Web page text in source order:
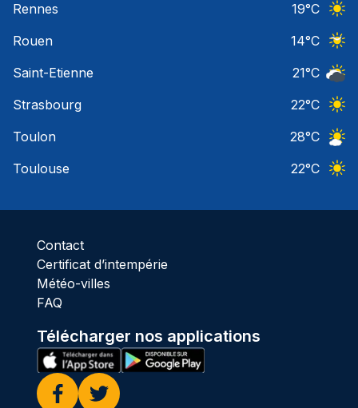
Rennes
19°C
Rouen
14°C
Saint-Etienne
21°C
Strasbourg
22°C
Toulon
28°C
Toulouse
22°C
Contact
Certificat d’intempérie
Météo-villes
FAQ
Télécharger nos applications